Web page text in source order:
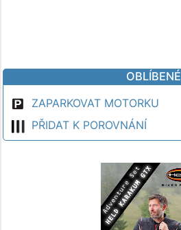
OBLÍBENÉ
ZAPARKOVAT MOTORKU
PŘIDAT K POROVNÁNÍ